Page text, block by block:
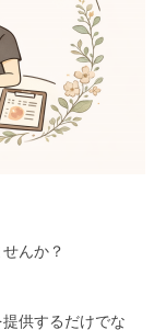
んか？
供するだけでな